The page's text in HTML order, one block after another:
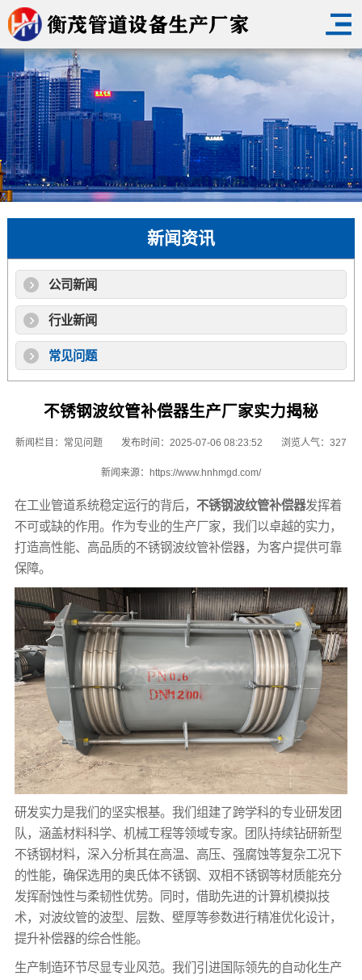
新闻资讯
公司新闻
行业新闻
常见问题
不锈钢波纹管补偿器生产厂家实力揭秘
新闻栏目： 常见问题 发布时间：2025-07-06 08:23:52 浏览人气：327
新闻来源： https://www.hnhmgd.com/
在工业管道系统稳定运行的背后， 不锈钢波纹管补偿器发挥着
不可或缺的作用。作为专业的生产厂家，我们以卓越的实力，
打造高性能、高品质的不锈钢波纹管补偿器，为客户提供可靠
保障。
研发实力是我们的坚实根基。我们组建了跨学科的专业研发团
队，涵盖材料科学、机械工程等领域专家。团队持续钻研新型
不锈钢材料，深入分析其在高温、高压、强腐蚀等复杂工况下
的性能，确保选用的奥氏体不锈钢、双相不锈钢等材质能充分
发挥耐蚀性与柔韧性优势。同时，借助先进的计算机模拟技
术，对波纹管的波型、层数、壁厚等参数进行精准优化设计，
提升补偿器的综合性能。
生产制造环节尽显专业风范。我们引进国际领先的自动化生产